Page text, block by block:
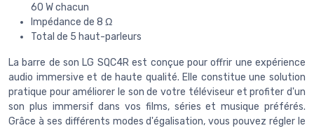
60 W chacun
Impédance de 8 Ω
Total de 5 haut-parleurs
La barre de son LG SQC4R est conçue pour offrir une expérience
audio immersive et de haute qualité. Elle constitue une solution
pratique pour améliorer le son de votre téléviseur et profiter d'un
son plus immersif dans vos films, séries et musique préférés.
Grâce à ses différents modes d'égalisation, vous pouvez régler le